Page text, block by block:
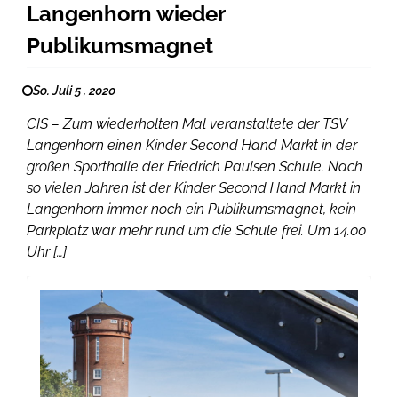
Langenhorn wieder
Publikumsmagnet
So. Juli 5 , 2020
CIS – Zum wiederholten Mal veranstaltete der TSV
Langenhorn einen Kinder Second Hand Markt in der
großen Sporthalle der Friedrich Paulsen Schule. Nach
so vielen Jahren ist der Kinder Second Hand Markt in
Langenhorn immer noch ein Publikumsmagnet, kein
Parkplatz war mehr rund um die Schule frei. Um 14.00
Uhr […]